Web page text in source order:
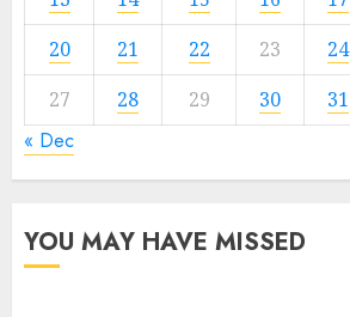
20
21 22 23 24
27
28 29 30 31
« Dec
YOU MAY HAVE MISSED